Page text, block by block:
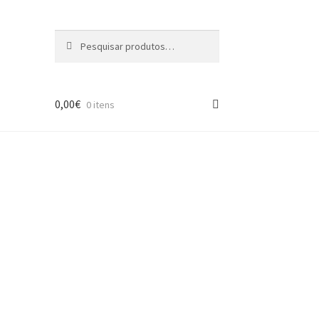
por:
0,00€ 0 itens